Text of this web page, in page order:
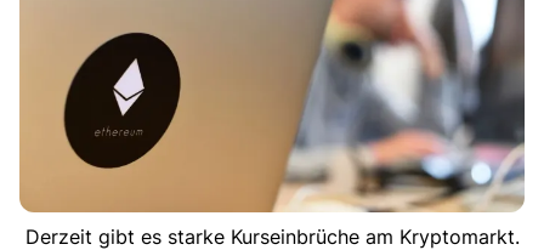
Derzeit gibt es starke Kurseinbrüche am Kryptomarkt.